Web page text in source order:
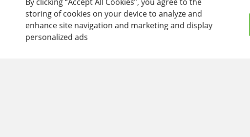
storing of cookies on your device to analyze and
enhance site navigation and marketing and display
personalized ads